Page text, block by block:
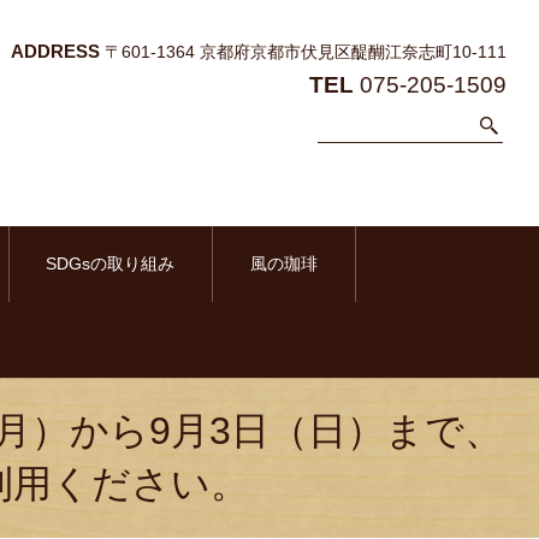
ADDRESS 〒601-1364 京都府京都市伏見区醍醐江奈志町10-111
TEL 075-205-1509
SDGsの取り組み 風の珈琲
から9月3日（日）まで、
ください。